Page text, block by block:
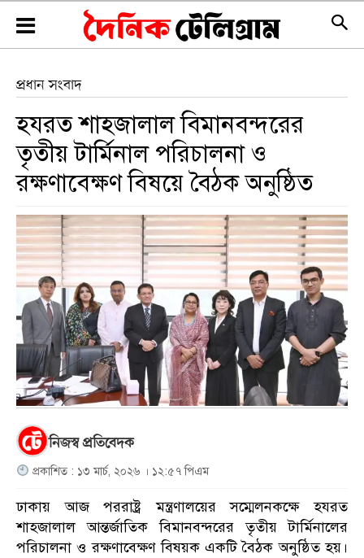
প্রধান সংবাদ
হযরত শাহজালাল বিমানবন্দরের
তৃতীয় টার্মিনাল পরিচালনা ও
রক্ষণাবেক্ষণ বিষয়ে বৈঠক অনুষ্ঠিত
নিজস্ব প্রতিবেদক
প্রকাশিত : ১৩ মার্চ, ২০২৬ । ১২:৫৭ পিএম
ঢাকায় আজ পররাষ্ট্র মন্ত্রণালয়ের সম্মেলনকক্ষে হযরত
শাহজালাল আন্তর্জাতিক বিমানবন্দরের তৃতীয় টার্মিনালের
পরিচালনা ও রক্ষণাবেক্ষণ বিষয়ক একটি বৈঠক অনুষ্ঠিত হয়।